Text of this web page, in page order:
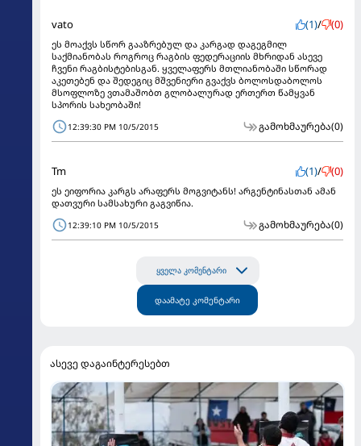
vato (1)/ (0)
ეს მოაქვს სწორ გააზრებულ და კარგად დაგეგმილ
საქმიანობას როგროც რაგბის ფედერაციის მხრიდან ასევე
ჩვენი რაგბისტებისგან. ყველაფერს მთლიანობაში სწორად
აკეთებენ და შედეგიც მშვენიერი გვაქვს ბოლოსდაბოლოს
მსოფლოზე ვთამაშობთ გლობალურად ერთერთ წამყვან
სპორის სახეობაში!
12:39:30 PM 10/5/2015 გამოხმაურება(0)
Tm (1)/ (0)
ეს ეიფორია კარგს არაფერს მოგვიტანს! არგენტინასთან ამან
დათვური სამსახური გაგვიწია.
12:39:10 PM 10/5/2015 გამოხმაურება(0)
ყველა კომენტარი
დაამატე კომენტარი
ასევე დაგაინტერესებთ